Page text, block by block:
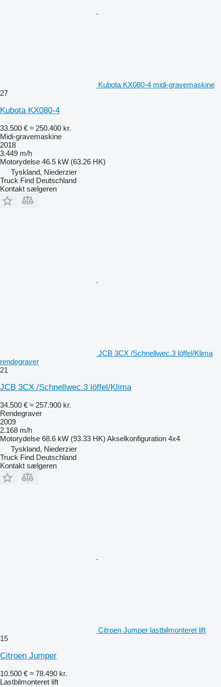
Kubota KX080-4 midi-gravemaskine
27
Kubota KX080-4
33.500 € ≈ 250.400 kr.
Midi-gravemaskine
2018
3.449 m/h
Motorydelse 46.5 kW (63.26 HK)
Tyskland, Niederzier
Truck Find Deutschland
Kontakt sælgeren
JCB 3CX /Schnellwec.3 löffel/Klima
rendegraver
21
JCB 3CX /Schnellwec.3 löffel/Klima
34.500 € ≈ 257.900 kr.
Rendegraver
2009
2.168 m/h
Motorydelse 68.6 kW (93.33 HK) Akselkonfiguration 4x4
Tyskland, Niederzier
Truck Find Deutschland
Kontakt sælgeren
Citroen Jumper lastbilmonteret lift
15
Citroen Jumper
10.500 € ≈ 78.490 kr.
Lastbilmonteret lift